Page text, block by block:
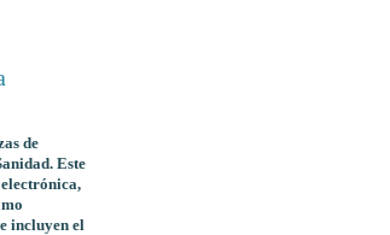
de
Este
incluyen el